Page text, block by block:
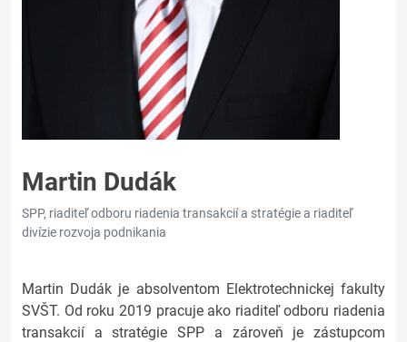
Martin Dudák
SPP, riaditeľ odboru riadenia transakcií a stratégie a riaditeľ
divízie rozvoja podnikania
Martin Dudák je absolventom Elektrotechnickej fakulty
SVŠT. Od roku 2019 pracuje ako riaditeľ odboru riadenia
transakcií a stratégie SPP a zároveň je zástupcom